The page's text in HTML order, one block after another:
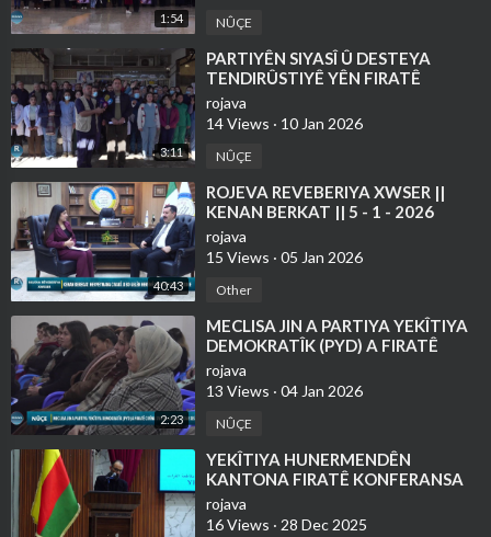
1:54 NÛÇE
3:11
⁣PARTIYÊN SIYASÎ Û DESTEYA
TENDIRÛSTIYÊ YÊN FIRATÊ
ÊRÎŞÊN LI SER TAXÊN HELEBÊ
ŞERMEZAR KIRIN
rojava
14 Views · 10 Jan 2026
NÛÇE
40:43
⁣⁣ROJEVA REVEBERIYA XWSER ||
KENAN BERKAT || 5 - 1 - 2026
rojava
15 Views · 05 Jan 2026
Other
2:23
⁣MECLISA JIN A PARTIYA YEKÎTIYA
DEMOKRATÎK (PYD) A FIRATÊ
CIVÎNA XWE YA SALANE LI DAR
XIST
rojava
13 Views · 04 Jan 2026
NÛÇE
⁣YEKÎTIYA HUNERMENDÊN
KANTONA FIRATÊ KONFERANSA
XWE YA 2'EMÎN LI DAR XIST
rojava
16 Views · 28 Dec 2025